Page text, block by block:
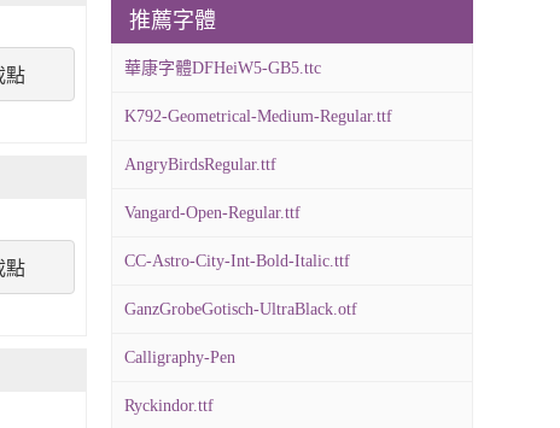
點
點
推薦字體
華康字體DFHeiW5-GB5.ttc
K792-Geometrical-Medium-Regular.ttf
AngryBirdsRegular.ttf
Vangard-Open-Regular.ttf
CC-Astro-City-Int-Bold-Italic.ttf
GanzGrobeGotisch-UltraBlack.otf
Calligraphy-Pen
Ryckindor.ttf